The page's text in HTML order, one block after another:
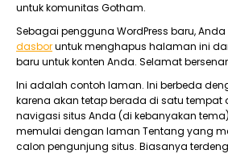
untuk komunitas Gotham.
Sebagai pengguna WordPress baru,
dasboruntuk menghapus halaman ini
baru untuk konten Anda. Selamat
Ini adalah contoh laman. Ini berbeda
karena akan tetap berada di satu tempat
navigasi situs Anda (di kebanyakan
memulai dengan laman Tentang yang
calon pengunjung situs. Biasanya